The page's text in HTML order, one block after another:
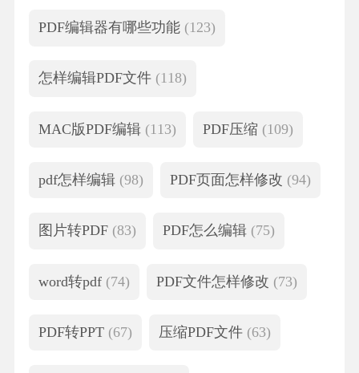
PDF编辑器有哪些功能 (123)
怎样编辑PDF文件 (118)
MAC版PDF编辑 (113) PDF压缩 (109)
pdf怎样编辑 (98) PDF页面怎样修改 (94)
图片转PDF (83) PDF怎么编辑 (75)
word转pdf (74) PDF文件怎样修改 (73)
PDF转PPT (67) 压缩PDF文件 (63)